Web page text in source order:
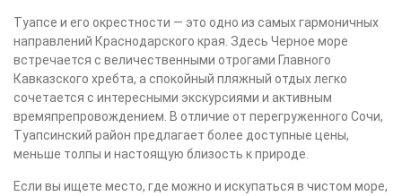
Туапсе и его окрестности — это одно из самых гармоничных
направлений Краснодарского края. Здесь Черное море
встречается с величественными отрогами Главного
Кавказского хребта, а спокойный пляжный отдых легко
сочетается с интересными экскурсиями и активным
времяпрепровождением. В отличие от перегруженного Сочи,
Туапсинский район предлагает более доступные цены,
меньше толпы и настоящую близость к природе.
Если вы ищете место, где можно и искупаться в чистом море,